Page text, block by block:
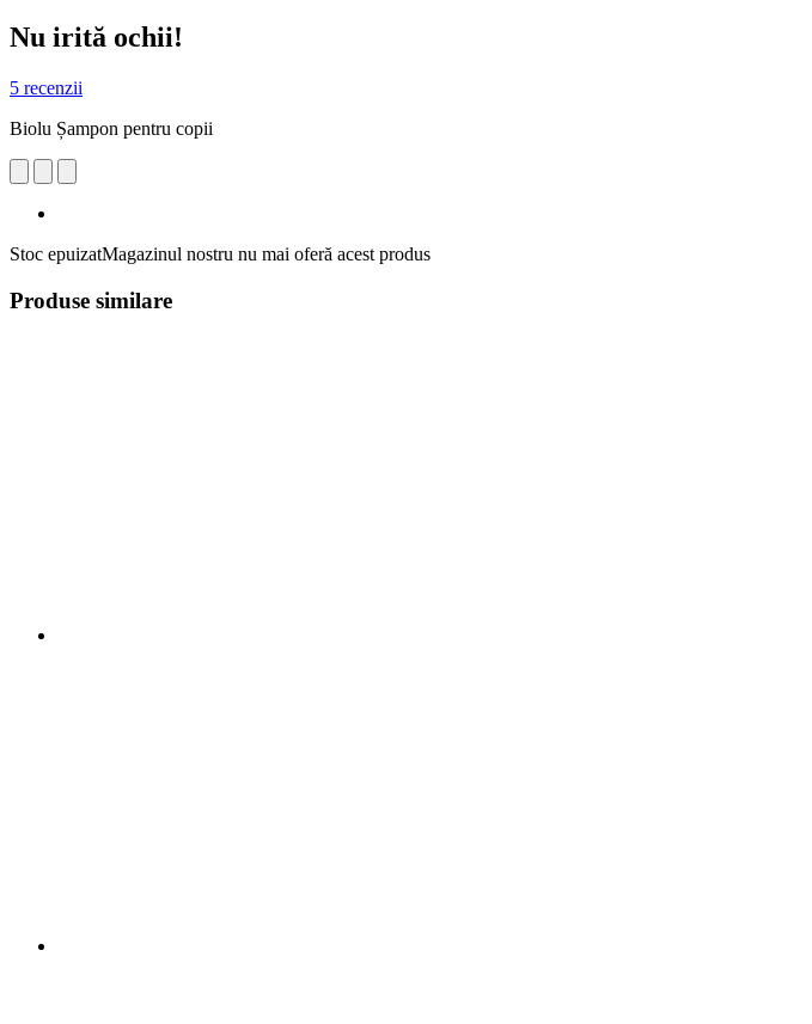
Nu irită ochii!
5 recenzii
Biolu Șampon pentru copii
Stoc epuizatMagazinul nostru nu mai oferă acest produs
Produse similare